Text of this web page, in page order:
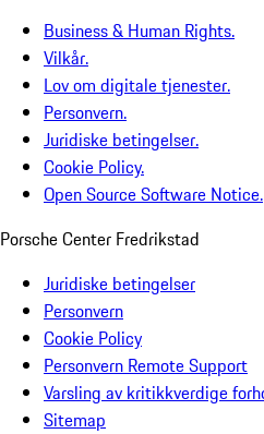
Business & Human Rights.
Vilkår.
Lov om digitale tjenester.
Personvern.
Juridiske betingelser.
Cookie Policy.
Open Source Software Notice.
Porsche Center Fredrikstad
Juridiske betingelser
Personvern
Cookie Policy
Personvern Remote Support
Varsling av kritikkverdige
Sitemap